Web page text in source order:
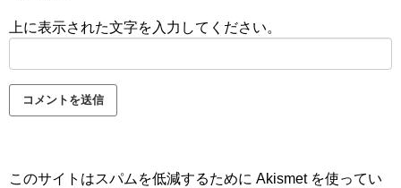
上に表示された文字を入力してください。
このサイトはスパムを低減するために Akismet を使ってい